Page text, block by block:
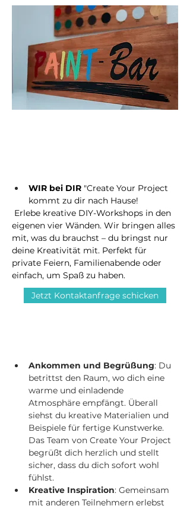
WIR bei DIR "Create Your Project
kommt zu dir nach Hause!
eigenen vier Wänden. Wir bringen alles
mit, was du brauchst – du bringst nur
deine Kreativität mit. Perfekt für
private Feiern, Familienabende oder
einfach, um Spaß zu haben.
Jetzt Kontaktanfrage schicken
Ankommen und Begrüßung: Du
betrittst den Raum, wo dich eine
warme und einladende
Atmosphäre empfängt. Überall
siehst du kreative Materialien und
Beispiele für fertige Kunstwerke.
Das Team von Create Your Project
begrüßt dich herzlich und stellt
sicher, dass du dich sofort wohl
fühlst.
Kreative Inspiration: Gemeinsam
mit anderen Teilnehmern erlebst